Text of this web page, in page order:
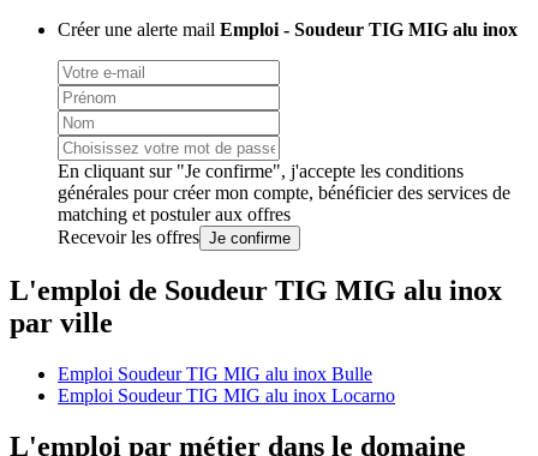
Créer une alerte mail Emploi - Soudeur TIG MIG alu inox
En cliquant sur "Je confirme", j'accepte les conditions
générales pour créer mon compte, bénéficier des services de
matching et postuler aux offres
Recevoir les offres Je confirme
L'emploi de Soudeur TIG MIG alu inox
par ville
Emploi Soudeur TIG MIG alu inox Bulle
Emploi Soudeur TIG MIG alu inox Locarno
L'emploi par métier dans le domaine